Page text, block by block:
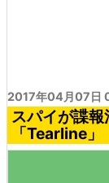
2017年04月07日
スパイが諜報
「Tearline」